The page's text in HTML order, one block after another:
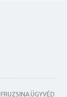
ÜGYVÉD